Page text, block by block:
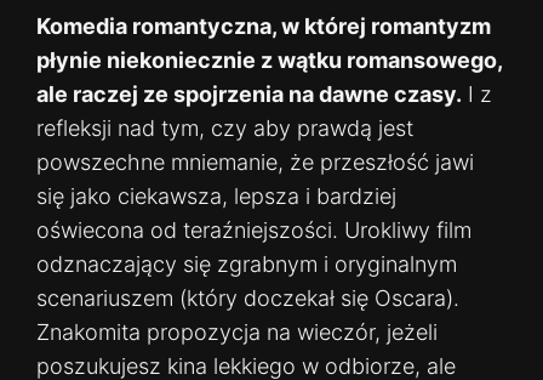
Komedia romantyczna, w której romantyzm
płynie niekoniecznie z wątku romansowego,
ale raczej ze spojrzenia na dawne czasy. I z
refleksji nad tym, czy aby prawdą jest
powszechne mniemanie, że przeszłość jawi
się jako ciekawsza, lepsza i bardziej
oświecona od teraźniejszości. Urokliwy film
odznaczający się zgrabnym i oryginalnym
scenariuszem (który doczekał się Oscara).
Znakomita propozycja na wieczór, jeżeli
poszukujesz kina lekkiego w odbiorze, ale